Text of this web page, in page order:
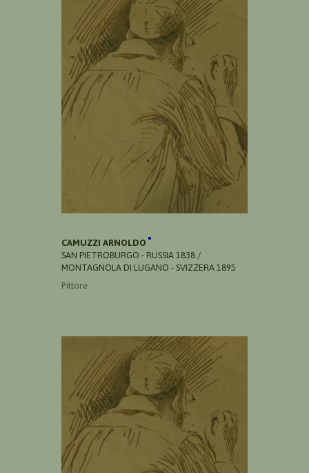
CAMUZZI ARNOLDO
SAN PIETROBURGO - RUSSIA 1838 /
MONTAGNOLA DI LUGANO - SVIZZERA 1895
Pittore